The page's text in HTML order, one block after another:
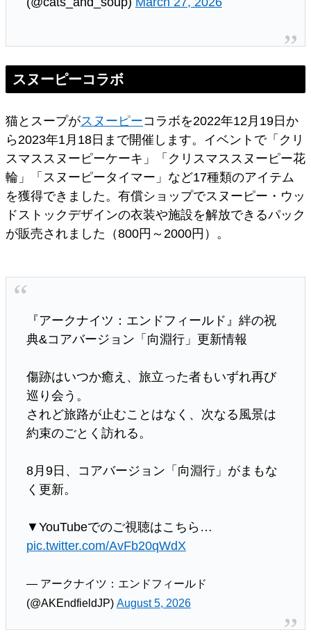
スヌーピーコラボ
猫とスープがスヌーピーコラボを2022年12月19日か
ら2023年1月18日まで開催します。イベントで「クリ
スマススヌーピーケーキ」「クリスマススヌーピー花
輪」「スヌーピータイマー」など17種類のアイテム
を獲得できました。有償ショップでスヌーピー・ウッ
ドストックデザインの衣装や施設を解放できるパック
が販売されました（800円～2000円）。
『アークナイツ：エンドフィールド』絆の祝
典&コアバージョン「向淵行」更新情報
傷跡はいつか癒え、旅立った者もいずれ再び
巡り会う。
されど旅路が止むことはなく、次なる風景は
約束のごとく訪れる。
8月9日、コアバージョン「向淵行」がまもな
く更新。
▼YouTubeでのご視聴はこちら…
pic.twitter.com/AvFb20qWdX
— アークナイツ：エンドフィールド
(@AKEndfieldJP) August 5, 2026